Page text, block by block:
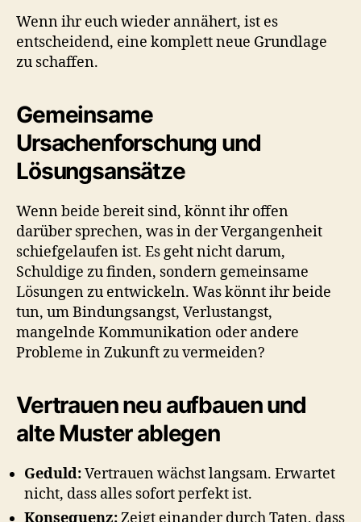
Wenn ihr euch wieder annähert, ist es
entscheidend, eine komplett neue Grundlage
zu schaffen.
Gemeinsame
Ursachenforschung und
Lösungsansätze
Wenn beide bereit sind, könnt ihr offen
darüber sprechen, was in der Vergangenheit
schiefgelaufen ist. Es geht nicht darum,
Schuldige zu finden, sondern gemeinsame
Lösungen zu entwickeln. Was könnt ihr beide
tun, um Bindungsangst, Verlustangst,
mangelnde Kommunikation oder andere
Probleme in Zukunft zu vermeiden?
Vertrauen neu aufbauen und
alte Muster ablegen
Geduld:Vertrauen wächst langsam. Erwartet
nicht, dass alles sofort perfekt ist.